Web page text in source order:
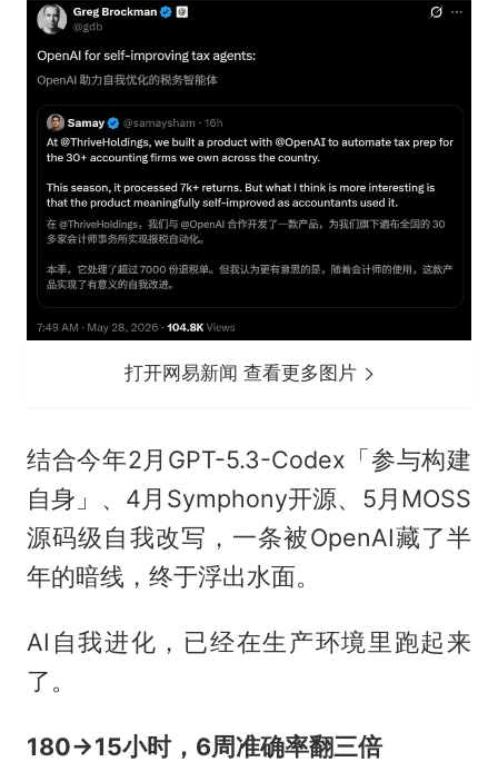
打开网易新闻 查看更多图片
结合今年2月GPT-5.3-Codex「参与构建
自身」、4月Symphony开源、5月MOSS
源码级自我改写，一条被OpenAI藏了半
年的暗线，终于浮出水面。
AI自我进化，已经在生产环境里跑起来
了。
180→15小时，6周准确率翻三倍